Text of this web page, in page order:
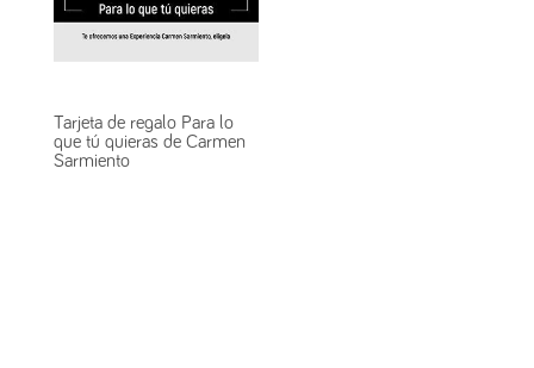
Tarjeta de regalo Para lo
que tú quieras de Carmen
Sarmiento